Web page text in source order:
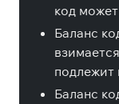
код
Баланс
подлежит
Баланс